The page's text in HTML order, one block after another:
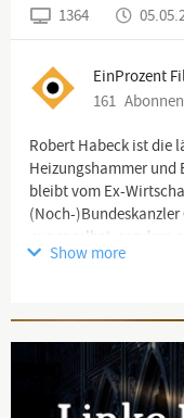
1364
EinProzent
161
Robert Habeck ist die
Heizungshammer und
bleibt vom Ex-
(Noch-)Bundeskanzler
nur er selbst,
es Bereiche von
anderes … und im
Jean-Pascal Hohm
Politbühne noch
Show more